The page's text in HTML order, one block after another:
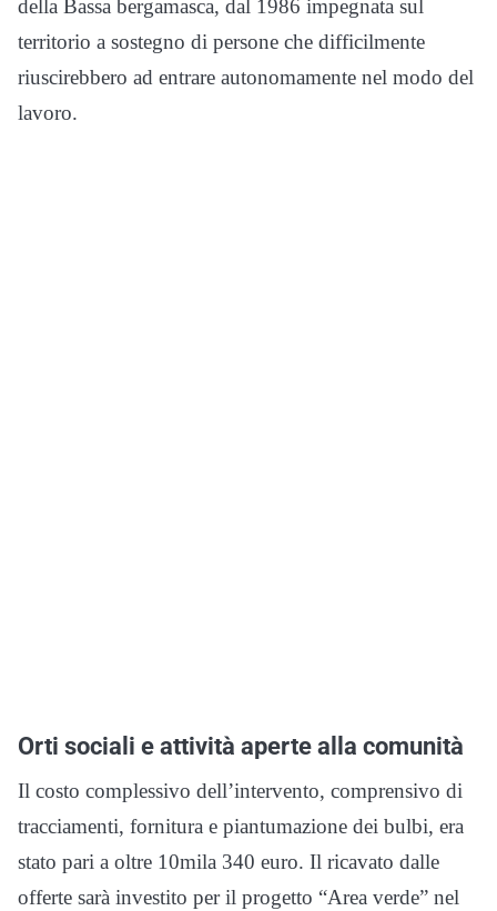
della Bassa bergamasca, dal 1986 impegnata sul
territorio a sostegno di persone che difficilmente
riuscirebbero ad entrare autonomamente nel modo del
lavoro.
Orti sociali e attività aperte alla comunità
Il costo complessivo dell’intervento, comprensivo di
tracciamenti, fornitura e piantumazione dei bulbi, era
stato pari a oltre 10mila 340 euro. Il ricavato dalle
offerte sarà investito per il progetto “Area verde” nel